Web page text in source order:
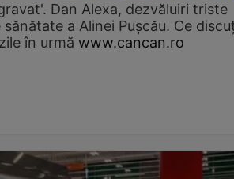
Dan Alexa, dezvăluiri triste
a Alinei Pușcău. Ce
în urmă www.cancan.ro